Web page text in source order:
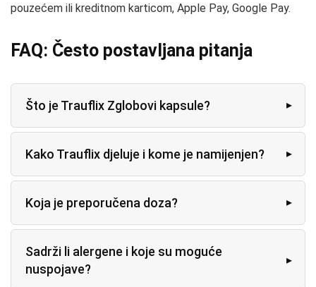
pouzećem ili kreditnom karticom, Apple Pay, Google Pay.
FAQ: Često postavljana pitanja
Što je Trauflix Zglobovi kapsule?
Kako Trauflix djeluje i kome je namijenjen?
Koja je preporučena doza?
Sadrži li alergene i koje su moguće
nuspojave?